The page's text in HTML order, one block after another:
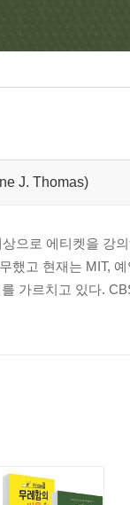
J. Thomas)
으로 에티켓을 강
했고 현재는 MIT,
가르치고 있다.